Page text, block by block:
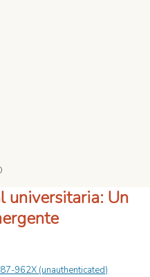
universitaria: Un
962X (unauthenticated)